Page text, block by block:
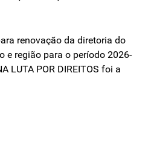
renovação da diretoria do
e região para o período 2026-
LUTA POR DIREITOS foi a